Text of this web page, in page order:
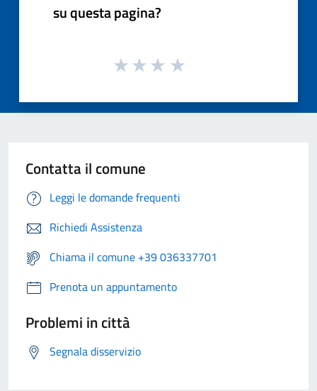
su questa pagina?
Contatta il comune
Leggi le domande frequenti
Richiedi Assistenza
Chiama il comune +39 036337701
Prenota un appuntamento
Problemi in città
Segnala disservizio